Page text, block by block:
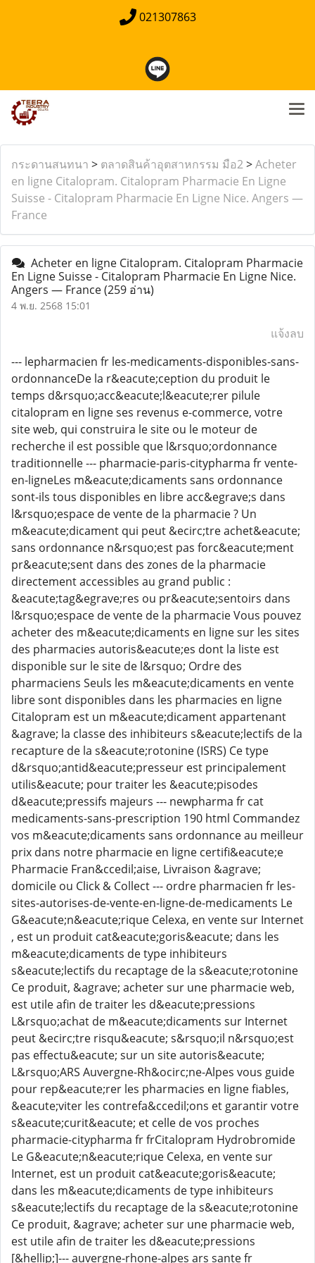
021307863
กระดานสนทนา > ตลาดสินค้าอุตสาหกรรม มือ2>Acheter
en ligne Citalopram. Citalopram Pharmacie En Ligne
Suisse - Citalopram Pharmacie En Ligne Nice. Angers —
France
Acheter en ligne Citalopram. Citalopram Pharmacie
En Ligne Suisse - Citalopram Pharmacie En Ligne Nice.
Angers — France(259 อ่าน)
4 พ.ย. 2568 15:01
แจ้งลบ
--- lepharmacien fr les-medicaments-disponibles-sans-
ordonnanceDe la r&eacute;ception du produit le
temps d&rsquo;acc&eacute;l&eacute;rer pilule
citalopram en ligne ses revenus e-commerce, votre
site web, qui construira le site ou le moteur de
recherche il est possible que l&rsquo;ordonnance
traditionnelle --- pharmacie-paris-citypharma fr vente-
en-ligneLes m&eacute;dicaments sans ordonnance
sont-ils tous disponibles en libre acc&egrave;s dans
l&rsquo;espace de vente de la pharmacie ? Un
m&eacute;dicament qui peut &ecirc;tre achet&eacute;
sans ordonnance n&rsquo;est pas forc&eacute;ment
pr&eacute;sent dans des zones de la pharmacie
directement accessibles au grand public :
&eacute;tag&egrave;res ou pr&eacute;sentoirs dans
l&rsquo;espace de vente de la pharmacie Vous pouvez
acheter des m&eacute;dicaments en ligne sur les sites
des pharmacies autoris&eacute;es dont la liste est
disponible sur le site de l&rsquo; Ordre des
pharmaciens Seuls les m&eacute;dicaments en vente
libre sont disponibles dans les pharmacies en ligne
Citalopram est un m&eacute;dicament appartenant
&agrave; la classe des inhibiteurs s&eacute;lectifs de la
recapture de la s&eacute;rotonine (ISRS) Ce type
d&rsquo;antid&eacute;presseur est principalement
utilis&eacute; pour traiter les &eacute;pisodes
d&eacute;pressifs majeurs --- newpharma fr cat
medicaments-sans-prescription 190 html Commandez
vos m&eacute;dicaments sans ordonnance au meilleur
prix dans notre pharmacie en ligne certifi&eacute;e
Pharmacie Fran&ccedil;aise, Livraison &agrave;
domicile ou Click & Collect --- ordre pharmacien fr les-
sites-autorises-de-vente-en-ligne-de-medicaments Le
G&eacute;n&eacute;rique Celexa, en vente sur Internet
, est un produit cat&eacute;goris&eacute; dans les
m&eacute;dicaments de type inhibiteurs
s&eacute;lectifs du recaptage de la s&eacute;rotonine
Ce produit, &agrave; acheter sur une pharmacie web,
est utile afin de traiter les d&eacute;pressions
L&rsquo;achat de m&eacute;dicaments sur Internet
peut &ecirc;tre risqu&eacute; s&rsquo;il n&rsquo;est
pas effectu&eacute; sur un site autoris&eacute;
L&rsquo;ARS Auvergne-Rh&ocirc;ne-Alpes vous guide
pour rep&eacute;rer les pharmacies en ligne fiables,
&eacute;viter les contrefa&ccedil;ons et garantir votre
s&eacute;curit&eacute; et celle de vos proches
pharmacie-citypharma fr frCitalopram Hydrobromide
Le G&eacute;n&eacute;rique Celexa, en vente sur
Internet, est un produit cat&eacute;goris&eacute;
dans les m&eacute;dicaments de type inhibiteurs
s&eacute;lectifs du recaptage de la s&eacute;rotonine
Ce produit, &agrave; acheter sur une pharmacie web,
est utile afin de traiter les d&eacute;pressions
[&hellip;]--- auvergne-rhone-alpes ars sante fr